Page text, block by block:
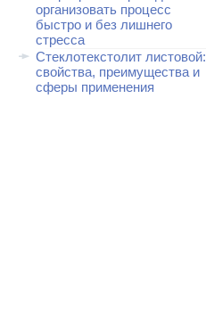
организовать процесс
быстро и без лишнего
стресса
Стеклотекстолит листовой:
свойства, преимущества и
сферы применения